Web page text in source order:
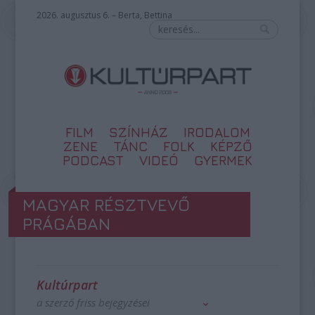
2026. augusztus 6. – Berta, Bettina
FILM SZÍNHÁZ
IRODALOM
ZENE
TÁNC FOLK
KÉPZŐ
PODCAST
VIDEÓ GYERMEK
MAGYAR RÉSZTVEVŐ
PRÁGÁBAN
Kultúrpart
a szerző friss bejegyzései